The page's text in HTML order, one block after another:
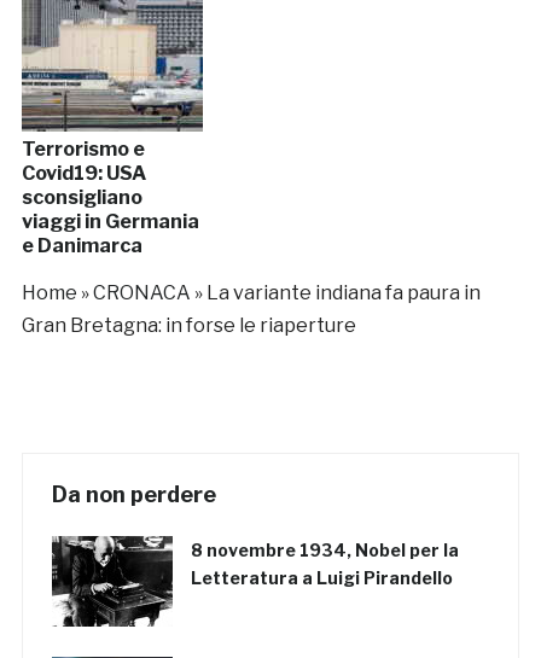
Terrorismo e
Covid19: USA
sconsigliano
viaggi in Germania
e Danimarca
Home »CRONACA » La variante indiana fa paura in
Gran Bretagna: in forse le riaperture
Da non perdere
8 novembre 1934, Nobel per la
Letteratura a Luigi Pirandello